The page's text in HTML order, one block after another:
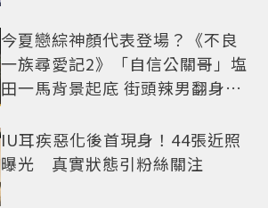
今夏戀綜神顏代表登場？《不良
一族尋愛記2》「自信公關哥」塩
田一馬背景起底 街頭辣男翻身當
IU耳疾惡化後首現身！44張近照
曝光 真實狀態引粉絲關注